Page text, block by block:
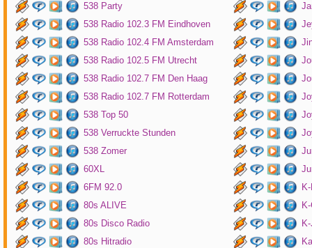
538 Party
538 Radio 102.3 FM Eindhoven
538 Radio 102.4 FM Amsterdam
538 Radio 102.5 FM Utrecht
538 Radio 102.7 FM Den Haag
538 Radio 102.7 FM Rotterdam
538 Top 50
538 Verruckte Stunden
538 Zomer
60XL
6FM 92.0
80s ALIVE
80s Disco Radio
80s Hitradio